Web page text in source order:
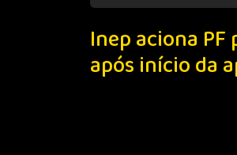
Inep aciona
após início da